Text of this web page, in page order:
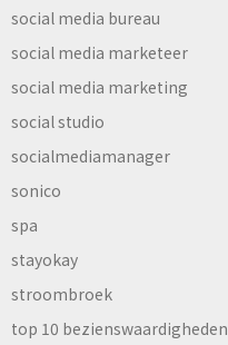
social media bureau
social media marketeer
social media marketing
social studio
socialmediamanager
sonico
spa
stayokay
stroombroek
top 10 bezienswaardigheden